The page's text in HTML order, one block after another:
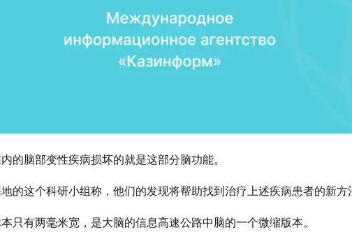
的脑部变性疾病损坏的就是这部分脑功能。
的这个科研小组称，他们的发现将帮助找到治疗上述疾病患者的新方
只有两毫米宽，是大脑的信息高速公路中脑的一个微缩版本。